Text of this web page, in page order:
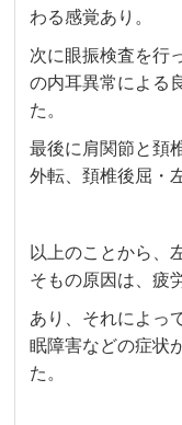
わる感覚あり。
次に眼振検査を行
の内耳異常による
た。
最後に肩関節と頚
外転、頚椎後屈・
以上のことから、
そもの原因は、疲
あり、それによっ
眠障害などの症状
た。